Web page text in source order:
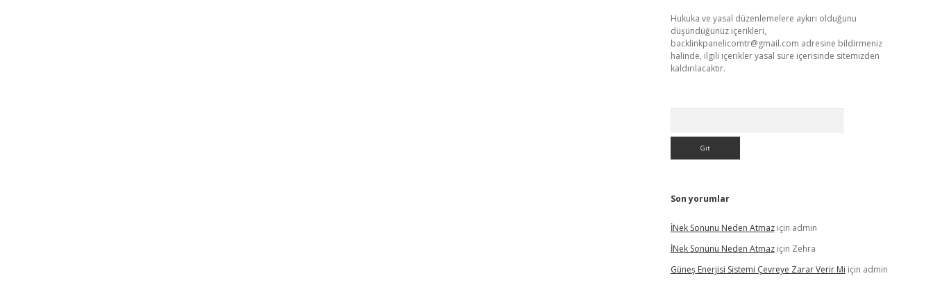
Hukuka ve yasal düzenlemelere aykırı olduğunu
düşündüğünüz içerikleri,
backlinkpanelicomtr@gmail.com adresine bildirmeniz
halinde, ilgili içerikler yasal süre içerisinde sitemizden
kaldırılacaktır.
Son yorumlar
İNek Sonunu Neden Atmaziçin admin
İNek Sonunu Neden Atmaziçin Zehra
Güneş Enerjisi Sistemi Çevreye Zarar Verir Mi için admin